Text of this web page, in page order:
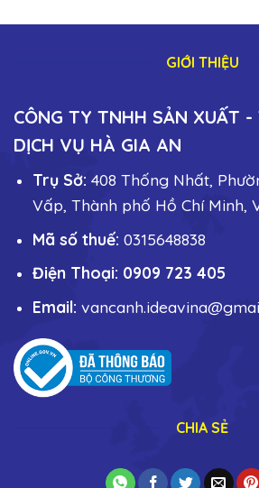
GIỚI THIỆU
CÔNG TY TNHH SẢN XUẤT
DỊCH VỤ HÀ GIA AN
Trụ Sở: 408 Thống Nhất,
Vấp, Thành phố Hồ Chí Minh,
Mã số thuế: 0315648838
Điện Thoại: 0909 723 405
Email:
CHIA SẺ